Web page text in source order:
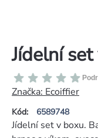
Jídelní
Kód: 6589748
Průměrné
hodnocení
produktu
je
0,0
Značka: Ecoiffier
Jídelní set v boxu.